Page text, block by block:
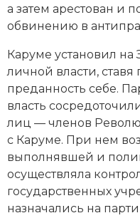
а затем арестован и
обвинению в
Каруме установил
личной власти,
преданность себе.
власть
лиц — членов
с Каруме. При нем
выполнявшей и
осуществляла
государственных
назначались на